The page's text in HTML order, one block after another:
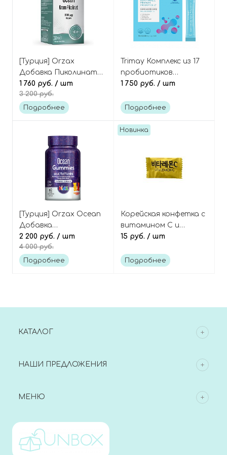
[Турция] Orzax
Добавка Пиколинат
Хрома, 90 капсул,
Chromium Picolinate
Krom Pikolinat 200
1 760 руб. / шт
3 200 руб.
Подробнее
Trimay Комплекс из 17
пробиотиков
Beautriwell Premium
1 750 руб. / шт
Подробнее
[Турция] Orzax Ocean
Добавка
Мультивитамин в
форме мармеладок
(вкус: апельсин и
2 200 руб. / шт
4 000 руб.
Подробнее
Новинка
Корейская конфетка с
витамином C и
лимоном, 1 шт, Vitamin
15 руб. / шт
Подробнее
КАТАЛОГ
НАШИ ПРЕДЛОЖЕНИЯ
МЕНЮ